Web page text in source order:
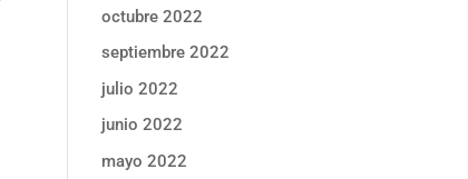
octubre 2022
septiembre 2022
julio 2022
junio 2022
mayo 2022